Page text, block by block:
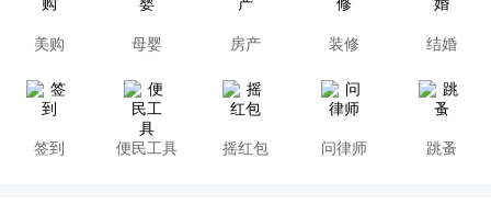
美购 母婴 房产 装修 结婚
签到 便民工具 摇红包 问律师 跳蚤